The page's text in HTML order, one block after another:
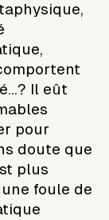
Il eût
pour
doute que
plus
foule de